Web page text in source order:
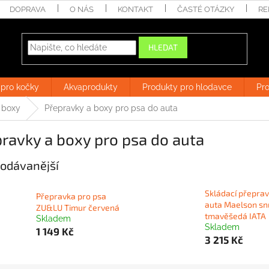
DOPRAVA O NÁS KONTAKT ČASTÉ OTÁZKY
HLEDAT
kočky Akvaprodukty Produkty pro hlodavce
Přepravky a boxy pro psa do auta
a boxy pro psa do auta
Přepravka pro psa
ZU&LU Timur červená
Skladem
1 149 Kč
Skládací
auta Maelson
tmavěšedá IATA
Skladem
3 215 Kč